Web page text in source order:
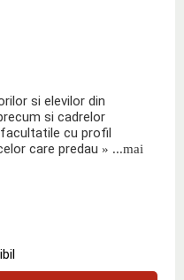
si elevilor din
si cadrelor
cu profil
care predau » ...mai